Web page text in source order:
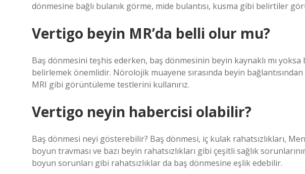
dönmesine bağlı bulanık görme, mide bulantısı, kusma gibi belirtiler
Vertigo beyin MR’da belli olur mu?
Baş dönmesini teşhis ederken, baş dönmesinin beyin kaynaklı mı yoksa
belirlemek önemlidir. Nörolojik muayene sırasında beyin
MRI gibi görüntüleme testlerini kullanırız.
Vertigo neyin habercisi olabilir?
Baş dönmesi neyi gösterebilir? Baş dönmesi, iç kulak rahatsızlıkları,
boyun travması ve bazı beyin rahatsızlıkları gibi çeşitli sağlık
boyun sorunları gibi rahatsızlıklar da baş dönmesine eşlik edebilir.